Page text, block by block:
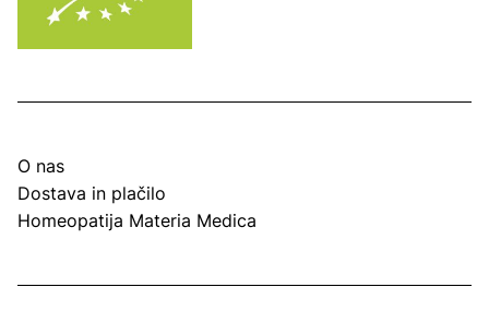
O nas
Dostava in plačilo
Homeopatija Materia Medica